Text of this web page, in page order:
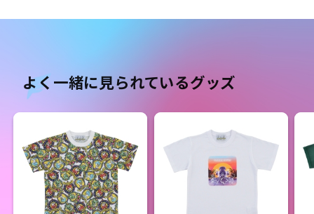
よく一緒に見られているグッズ